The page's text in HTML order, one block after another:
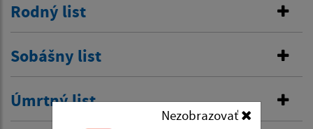
Rodný list
Sobášny list
Úmrtný list
Nezobrazovať